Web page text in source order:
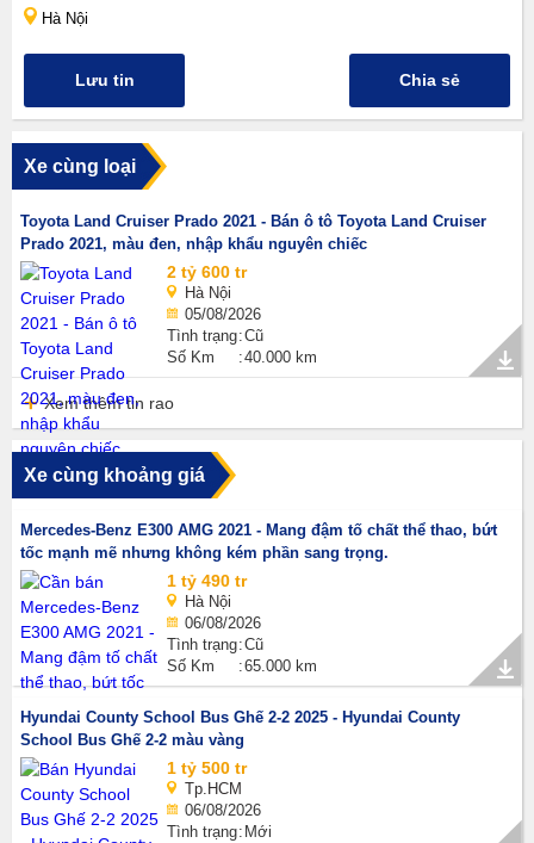
Hà Nội
Lưu tin Chia sẻ
Xe cùng loại
Toyota Land Cruiser Prado 2021 - Bán ô tô Toyota Land Cruiser
Prado 2021, màu đen, nhập khẩu nguyên chiếc
2 tỷ 600 tr
Hà Nội
05/08/2026
Tình trạng Cũ
Số Km
40.000 km
Xem thêm tin rao
Xe cùng khoảng giá
Mercedes-Benz E300 AMG 2021 - Mang đậm tố chất thể thao, bứt
tốc mạnh mẽ nhưng không kém phần sang trọng.
1 tỷ 490 tr
Hà Nội
06/08/2026
Tình trạng Cũ
Số Km
65.000 km
Hyundai County School Bus Ghế 2-2 2025 - Hyundai County
School Bus Ghế 2-2 màu vàng
1 tỷ 500 tr
Tp.HCM
06/08/2026
Tình trạng Mới